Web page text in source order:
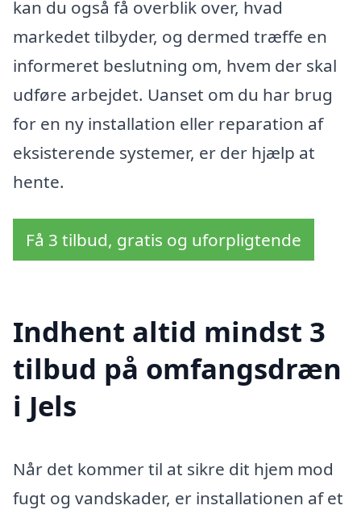
kan du også få overblik over, hvad
markedet tilbyder, og dermed træffe en
informeret beslutning om, hvem der skal
udføre arbejdet. Uanset om du har brug
for en ny installation eller reparation af
eksisterende systemer, er der hjælp at
hente.
Få 3 tilbud, gratis og uforpligtende
Indhent altid mindst 3
tilbud på omfangsdræn
i Jels
Når det kommer til at sikre dit hjem mod
fugt og vandskader, er installationen af et